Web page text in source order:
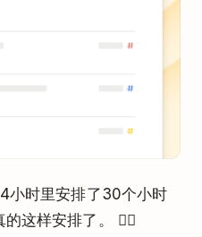
小时里安排了30个小时
这样安排了。 😮‍💨